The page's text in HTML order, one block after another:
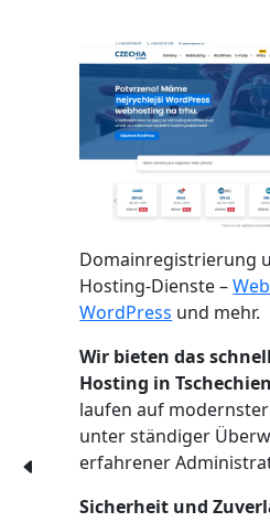
Domainregistrierung
Hosting-Dienste –
WordPress und mehr.
Wir bieten das
Hosting in Tschechien
laufen auf
unter ständiger
erfahrener
Sicherheit und